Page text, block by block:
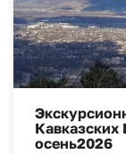
осень2026